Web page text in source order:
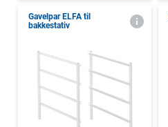
Gavelpar ELFA til
bakkestativ